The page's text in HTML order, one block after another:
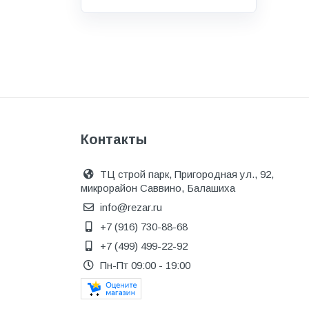
ДПК
Дренажные системы
Запорная арматура и
регулирующая
Изоляция
Инженерная сантехника
Инженерная сантехника и
инструменты
Контакты
ТЦ строй парк, Пригородная ул., 92,
микрорайон Саввино, Балашиха
info@rezar.ru
+7 (916) 730-88-68
+7 (499) 499-22-92
Пн-Пт 09:00 - 19:00